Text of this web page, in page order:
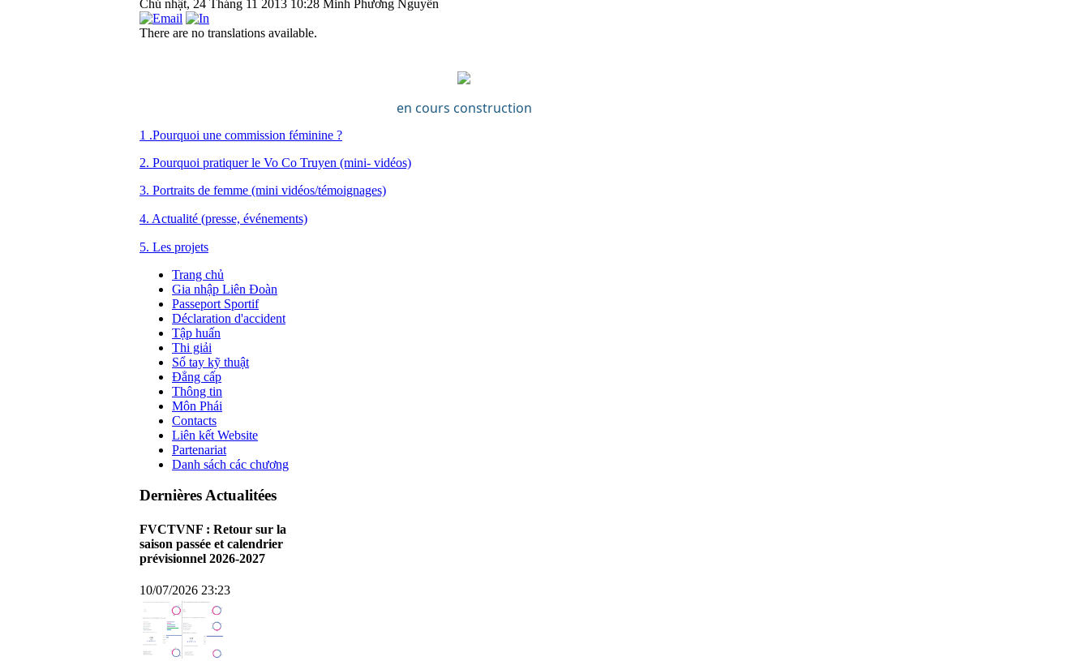
Chủ nhật, 24 Tháng 11 2013 10:28 Minh Phương Nguyễn
There are no translations available.
en cours construction
1 .Pourquoi une commission féminine ?
2. Pourquoi pratiquer le Vo Co Truyen (mini- vidéos)
3. Portraits de femme (mini vidéos/témoignages)
4. Actualité (presse, événements)
5. Les projets
Trang chủ
Gia nhập Liên Đoàn
Passeport Sportif
Déclaration d'accident
Tập huấn
Thi giải
Sổ tay kỹ thuật
Đẳng cấp
Thông tin
Môn Phái
Contacts
Liên kết Website
Partenariat
Danh sách các chương
Dernières Actualitées
FVCTVNF : Retour sur la
saison passée et calendrier
prévisionnel 2026-2027
10/07/2026 23:23